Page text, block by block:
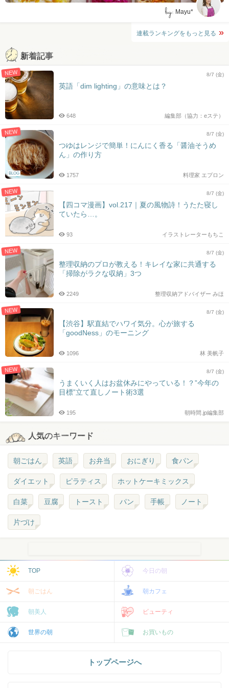
by: Mayu*
連載ランキングをもっと見る
新着記事
NEW 8/7 (金)
英語「dim lighting」の意味とは？
編集部（協力：eステ）
648
NEW
BLOG
8/7 (金)
つゆはレンジで簡単！にんにく香る「醤油そうめ
ん」の作り方
料理家 エプロン
1757
NEW 8/7 (金)
【四コマ漫画】vol.217｜夏の風物詩！うたた寝し
ていたら…。
イラストレーターもちこ
93
NEW 8/7 (金)
整理収納のプロが教える！キレイな家に共通する
「掃除がラクな収納」3つ
整理収納アドバイザー みほ
2249
NEW 8/7 (金)
【渋谷】駅直結でハワイ気分。心が旅する
「goodNess」のモーニング
林 美帆子
1096
NEW 8/7 (金)
うまくいく人はお盆休みにやっている！？”今年の
目標”立て直しノート術3選
朝時間.jp編集部
195
人気のキーワード
朝ごはん 英語 お弁当 おにぎり 食パン
ダイエット ピラティス ホットケーキミックス
白菜 豆腐 トースト パン 手帳 ノート
片づけ
TOP 今日の朝
朝ごはん 朝カフェ
朝美人 ビューティ
世界の朝 お買いもの
トップページへ